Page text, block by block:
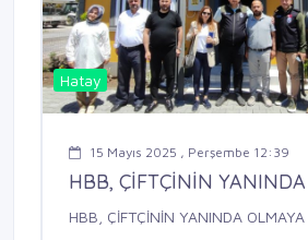
Hatay
15 Mayıs 2025 , Perşembe 12:39
HBB, ÇİFTÇİNİN YANINDA
HBB, ÇİFTÇİNİN YANINDA